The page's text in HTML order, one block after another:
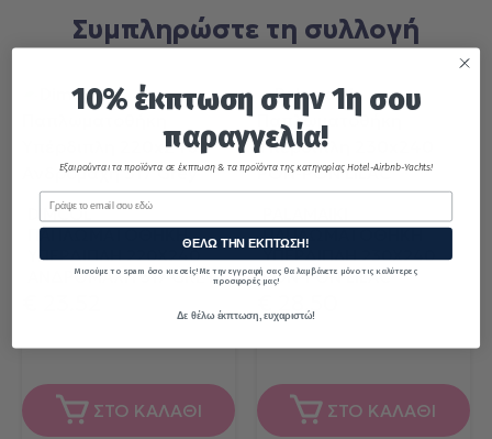
Συμπληρώστε τη συλλογή
DIMCOL
ΠΑΠΛΩΜΑΤΟΘΉΚΗ
ΥΠΈΡΔΙΠΛΗ 220X240
ΑΝΔΡΟΜΆΧΗ 317 GREY
ΣΤΟ ΚΑΛΑΘΙ
ΠΑΠΛΩΜΑΤΟΘΉΚΗ
ΥΠΈΡΔΙΠΛΗ 230X240
PON-PON LILAC
28.50
ΣΤΟ ΚΑΛΑΘΙ
10% έκπτωση στην 1η σου
παραγγελία!
Εξαιρούνται τα προϊόντα σε έκπτωση & τα προϊόντα της κατηγορίας Hotel-Airbnb-Yachts!
Email
ΘΕΛΩ ΤΗΝ ΕΚΠΤΩΣΗ!
Μισούμε το spam όσο κι εσείς! Με την εγγραφή σας θα λαμβάνετε μόνο τις καλύτερες
προσφορές μας!
Δε θέλω έκπτωση, ευχαριστώ!